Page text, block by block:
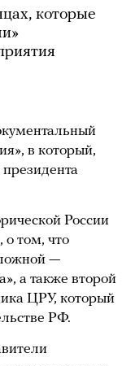
которые
в который,
России
о том, что
—
а также второй
ЦРУ, который
РФ.